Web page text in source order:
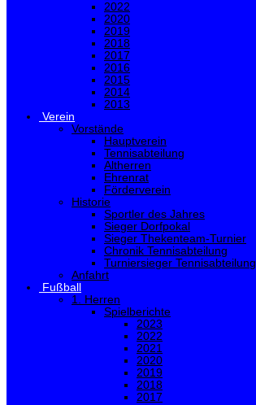
2022
2020
2019
2018
2017
2016
2015
2014
2013
Verein
Vorstände
Hauptverein
Tennisabteilung
Altherren
Ehrenrat
Förderverein
Historie
Sportler des Jahres
Sieger Dorfpokal
Sieger Thekenteam-Turnier
Chronik Tennisabteilung
Turniersieger Tennisabteilung
Anfahrt
Fußball
1. Herren
Spielberichte
2023
2022
2021
2020
2019
2018
2017